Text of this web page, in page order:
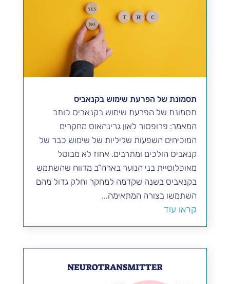
תסמונת של הפרעת שימוש בקנאביס
תסמונת של הפרעת שימוש בקנאביס כותב
המאמר: פרופסור לאון גרינהאוס מחקרים
המוכיחים השפעות שליליות של שימוש כבר של
קנאביס הולכים ומתרבים. אחוז לא מבוטל
מאוכלוסיית בני הנוער בארה"ב מדווח שהשתמש
בקנאביס בשנה שקדמה למחקר וחלק גדול מהם
השתמשו בצורה המתאימה...
קראו עוד